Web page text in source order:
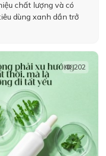
chất lượng và có
dùng xanh dần trở
202